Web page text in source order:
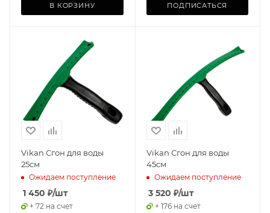
В КОРЗИНУ ПОДПИСАТЬСЯ
Vikan Сгон для воды
25см
Ожидаем поступление
1 450 ₽/шт
+ 72 на счет
Vikan Сгон для воды
45см
Ожидаем поступление
3 520 ₽/шт
+ 176 на счет